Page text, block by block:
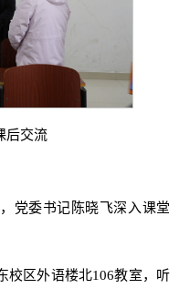
后交流
党委书记陈晓飞深入课堂
校区外语楼北106教室，听